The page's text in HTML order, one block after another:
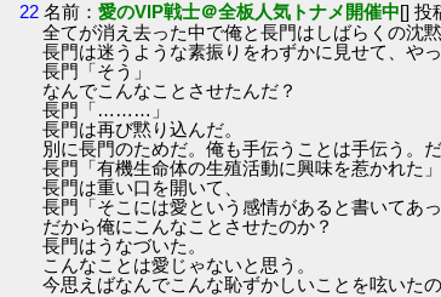
22 名前：愛のVIP戦士＠全板人気トナメ開催中[] 投
全てが消え去った中で俺と長門はしばらくの沈黙
長門は迷うような素振りをわずかに見せて、やっ
長門「そう」
なんでこんなことさせたんだ？
長門「………」
長門は再び黙り込んだ。
別に長門のためだ。俺も手伝うことは手伝う。
長門「有機生命体の生殖活動に興味を惹かれた」
長門は重い口を開いて、
長門「そこには愛という感情があると書いてあっ
だから俺にこんなことさせたのか？
長門はうなづいた。
こんなことは愛じゃないと思う。
今思えばなんでこんな恥ずかしいことを呟いた